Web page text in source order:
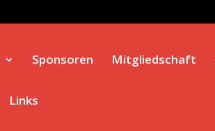
Sponsoren Mitgliedschaft
Links